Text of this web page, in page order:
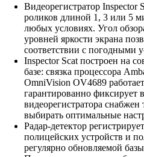
Видеорегистратор Inspector
роликов длиной 1, 3 или 5
любых условиях. Угол
уровней яркости экрана
соответствии с погодными
Inspector Scat построен на
базе: связка процессора
OmniVision OV4689
гарантированно фиксирует
видеорегистратора
выбирать оптимальные
Радар-детектор
полицейских устройств и
регулярно обновляемой